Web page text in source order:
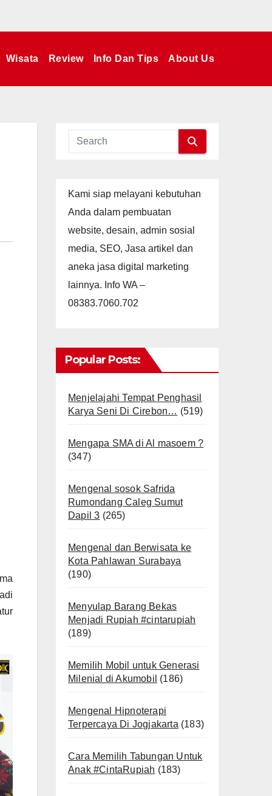
Wisata Review Info Dan Tips About Us
Kami siap melayani kebutuhan
Anda dalam pembuatan
website, desain, admin sosial
media, SEO, Jasa artikel dan
aneka jasa digital marketing
lainnya. Info WA –
08383.7060.702
Popular Posts:
Menjelajahi Tempat Penghasil
Karya Seni Di Cirebon… (519)
Mengapa SMA di Al masoem ?
(347)
Mengenal sosok Safrida
Rumondang Caleg Sumut
Dapil 3 (265)
Mengenal dan Berwisata ke
Kota Pahlawan Surabaya
(190)
Menyulap Barang Bekas
Menjadi Rupiah #cintarupiah
(189)
Memilih Mobil untuk Generasi
Milenial di Akumobil (186)
Mengenal Hipnoterapi
Terpercaya Di Jogjakarta (183)
Cara Memilih Tabungan Untuk
Anak #CintaRupiah (183)